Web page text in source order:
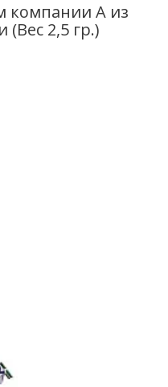
компании А из
(Вес 2,5 гр.)